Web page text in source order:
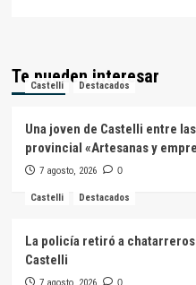
Te pueden interesar
Castelli Destacados
Una joven de Castelli entre
provincial «Artesanas y
7 agosto, 2026 0
Castelli Destacados
La policía retiró a
Castelli
7 agosto, 2026 0